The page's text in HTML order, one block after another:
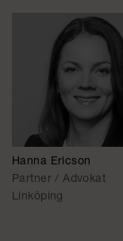
Hanna Ericson
Partner / Advokat
Linköping